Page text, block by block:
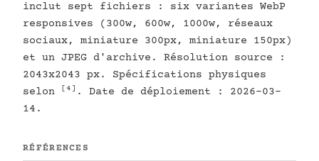
inclut sept fichiers : six variantes WebP
responsives (300w, 600w, 1000w, réseaux
sociaux, miniature 300px, miniature 150px)
et un JPEG d'archive. Résolution source :
2043x2043 px. Spécifications physiques
selon
[4] . Date de déploiement : 2026-03-
14.
RÉFÉRENCES